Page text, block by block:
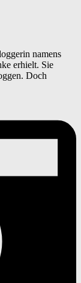
namens
erhielt. Sie
Doch